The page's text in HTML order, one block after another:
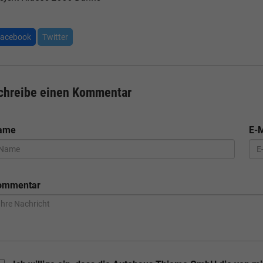
Twitter
einen Kommentar
E-